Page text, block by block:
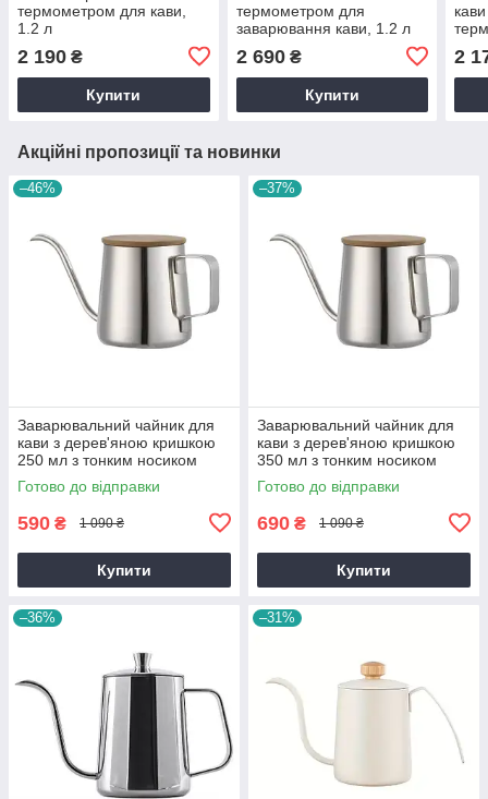
термометром для кави,
1.2 л
2 190 ₴
Купити
термометром для
заварювання кави, 1.2 л
2 690₴
Купити
2
Акційні пропозиції та новинки
–46%
Заварювальний чайник для
кави з дерев'яною кришкою
250 мл з тонким носиком
Сріблястий для альтернативи
для v60
Готово до відправки
590 ₴ 1 090 ₴
Купити
–37%
Заварювальний чайник для
кави з дерев'яною кришкою
350 мл з тонким носиком
Сріблястий для альтернативи
для v60
Готово до відправки
690 ₴ 1 090 ₴
Купити
–36% –31%